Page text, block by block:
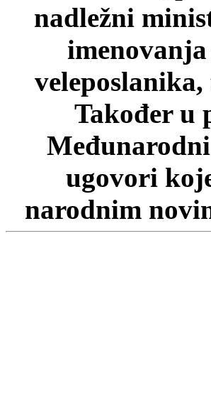
nadležni
Također u
ugovori
narodnim